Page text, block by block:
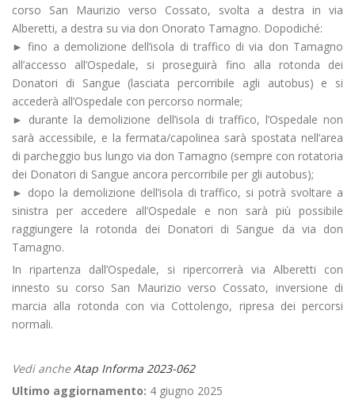
corso San Maurizio verso Cossato, svolta a destra in via
Alberetti, a destra su via don Onorato Tamagno. Dopodiché:
► fino a demolizione dell’isola di traffico di via don Tamagno
all’accesso all’Ospedale, si proseguirà fino alla rotonda dei
Donatori di Sangue (lasciata percorribile agli autobus) e si
accederà all’Ospedale con percorso normale;
► durante la demolizione dell’isola di traffico, l’Ospedale non
sarà accessibile, e la fermata/capolinea sarà spostata nell’area
di parcheggio bus lungo via don Tamagno (sempre con rotatoria
dei Donatori di Sangue ancora percorribile per gli autobus);
► dopo la demolizione dell’isola di traffico, si potrà svoltare a
sinistra per accedere all’Ospedale e non sarà più possibile
raggiungere la rotonda dei Donatori di Sangue da via don
Tamagno.
In ripartenza dall’Ospedale, si ripercorrerà via Alberetti con
innesto su corso San Maurizio verso Cossato, inversione di
marcia alla rotonda con via Cottolengo, ripresa dei percorsi
normali.
Vedi ancheAtap Informa 2023-062
Ultimo aggiornamento: 4 giugno 2025